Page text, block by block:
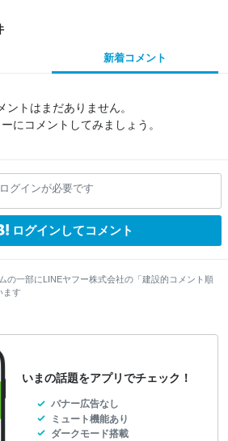
新着コメント
ントはまだありません。
にコメントしてみましょう。
グインが必要です
ログインしてコメント
の一部にLINEヤフー株式会社の「建設的コメント順
ます
いまの話題をアプリでチェック！
バナー広告なし
ミュート機能あり
ダークモード搭載